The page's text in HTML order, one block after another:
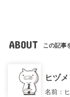
ABOUT この記事
ヒヅメ
名前：